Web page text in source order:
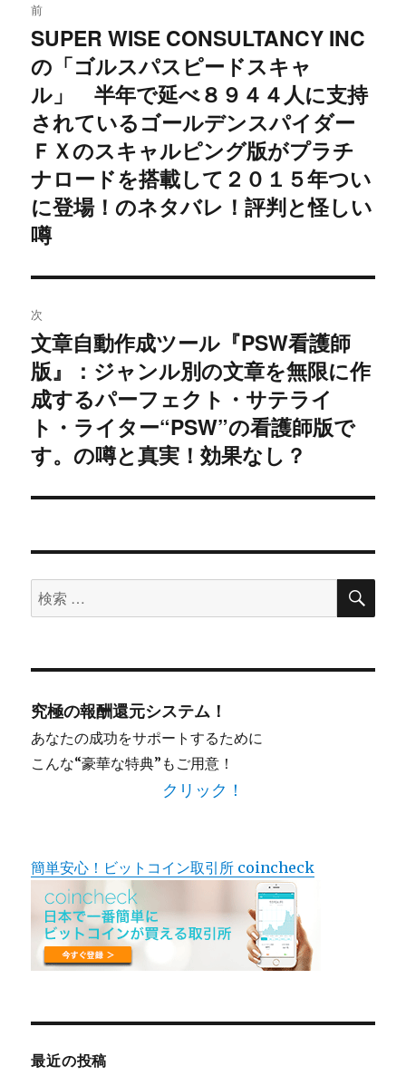
稿
ナ
ビ
ゲ
ー
シ
前
過
去
の
投
稿:
SUPER WISE CONSULTANCY INC
の「ゴルスパスピードスキャ
ル」 半年で延べ８９４４人に支持
されているゴールデンスパイダー
ＦＸのスキャルピング版がプラチ
ナロードを搭載して２０１５年つい
に登場！のネタバレ！評判と怪しい
噂
次
次
の
投
稿:
文章自動作成ツール『PSW看護師
版』：ジャンル別の文章を無限に作
成するパーフェクト・サテライ
ト・ライター“PSW”の看護師版で
す。の噂と真実！効果なし？
検
索
象:
検
究極の報酬還元システム！
あなたの成功をサポートするために
こんな“豪華な特典”もご用意！
クリック！
簡単安心！ビットコイン取引所 coincheck
最近の投稿